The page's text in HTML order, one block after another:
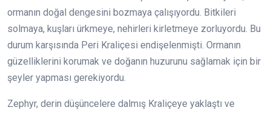
ormanın doğal dengesini bozmaya çalışıyordu. Bitkileri
solmaya, kuşları ürkmeye, nehirleri kirletmeye zorluyordu. Bu
durum karşısında Peri Kraliçesi endişelenmişti. Ormanın
güzelliklerini korumak ve doğanın huzurunu sağlamak için bir
şeyler yapması gerekiyordu.
Zephyr, derin düşüncelere dalmış Kraliçeye yaklaştı ve